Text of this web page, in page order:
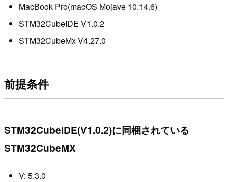
MacBook Pro(macOS Mojave 10.14.6)
STM32CubeIDE V1.0.2
STM32CubeMx V4.27.0
前提条件
STM32CubeIDE(V1.0.2)に同梱されている
STM32CubeMX
V: 5.3.0